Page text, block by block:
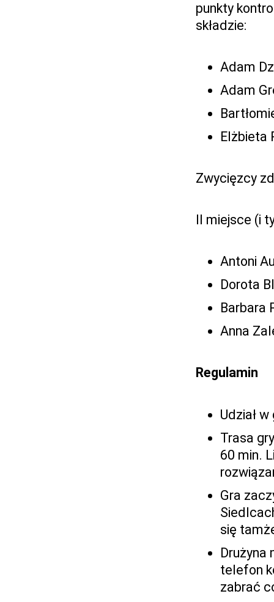
punkty
składzie:
Adam
Adam
Elżbieta
Zwycięzcy
II miejsce (i
Antoni
Dorota
Barbara
Anna
Regulamin
Udział
Trasa
60 min.
Gra
się
Drużyna
telefon
zabrać